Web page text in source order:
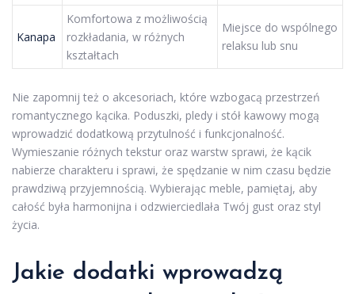
Kanapa
Komfortowa z możliwością
rozkładania, w różnych
kształtach
Miejsce do wspólnego
relaksu lub snu
Nie zapomnij też o akcesoriach, które wzbogacą przestrzeń
romantycznego kącika. Poduszki, pledy i stół kawowy mogą
wprowadzić dodatkową przytulność i funkcjonalność.
Wymieszanie różnych tekstur oraz warstw sprawi, że kącik
nabierze charakteru i sprawi, że spędzanie w nim czasu będzie
prawdziwą przyjemnością. Wybierając meble, pamiętaj, aby
całość była harmonijna i odzwierciedlała Twój gust oraz styl
życia.
Jakie dodatki wprowadzą